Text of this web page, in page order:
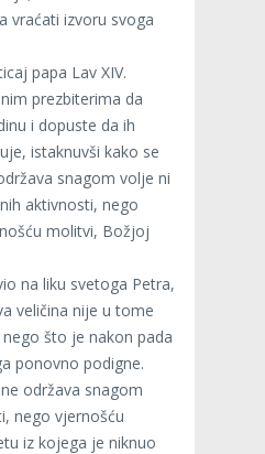
vraćati izvoru svoga
papa Lav XIV.
prezbiterima da
i dopuste da ih
istaknuvši kako se
snagom volje ni
aktivnosti, nego
molitvi, Božjoj
na liku svetoga Petra,
veličina nije u tome
što je nakon pada
ponovno podigne.
održava snagom
nego vjernošću
iz kojega je niknuo